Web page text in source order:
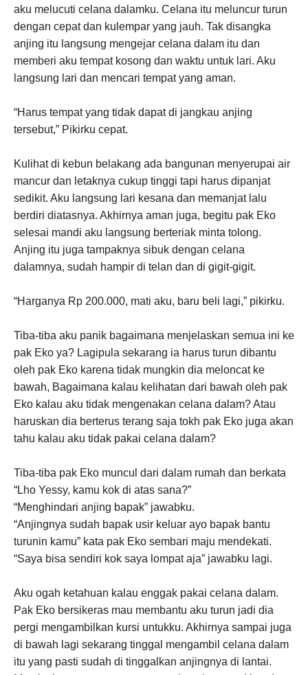
aku melucuti celana dalamku. Celana itu meluncur turun
dengan cepat dan kulempar yang jauh. Tak disangka
anjing itu langsung mengejar celana dalam itu dan
memberi aku tempat kosong dan waktu untuk lari. Aku
langsung lari dan mencari tempat yang aman.
“Harus tempat yang tidak dapat di jangkau anjing
tersebut,” Pikirku cepat.
Kulihat di kebun belakang ada bangunan menyerupai air
mancur dan letaknya cukup tinggi tapi harus dipanjat
sedikit. Aku langsung lari kesana dan memanjat lalu
berdiri diatasnya. Akhirnya aman juga, begitu pak Eko
selesai mandi aku langsung berteriak minta tolong.
Anjing itu juga tampaknya sibuk dengan celana
dalamnya, sudah hampir di telan dan di gigit-gigit.
“Harganya Rp 200.000, mati aku, baru beli lagi,” pikirku.
Tiba-tiba aku panik bagaimana menjelaskan semua ini ke
pak Eko ya? Lagipula sekarang ia harus turun dibantu
oleh pak Eko karena tidak mungkin dia meloncat ke
bawah, Bagaimana kalau kelihatan dari bawah oleh pak
Eko kalau aku tidak mengenakan celana dalam? Atau
haruskan dia berterus terang saja tokh pak Eko juga akan
tahu kalau aku tidak pakai celana dalam?
Tiba-tiba pak Eko muncul dari dalam rumah dan berkata
“Lho Yessy, kamu kok di atas sana?”
“Menghindari anjing bapak” jawabku.
“Anjingnya sudah bapak usir keluar ayo bapak bantu
turunin kamu” kata pak Eko sembari maju mendekati.
“Saya bisa sendiri kok saya lompat aja” jawabku lagi.
Aku ogah ketahuan kalau enggak pakai celana dalam.
Pak Eko bersikeras mau membantu aku turun jadi dia
pergi mengambilkan kursi untukku. Akhirnya sampai juga
di bawah lagi sekarang tinggal mengambil celana dalam
itu yang pasti sudah di tinggalkan anjingnya di lantai.